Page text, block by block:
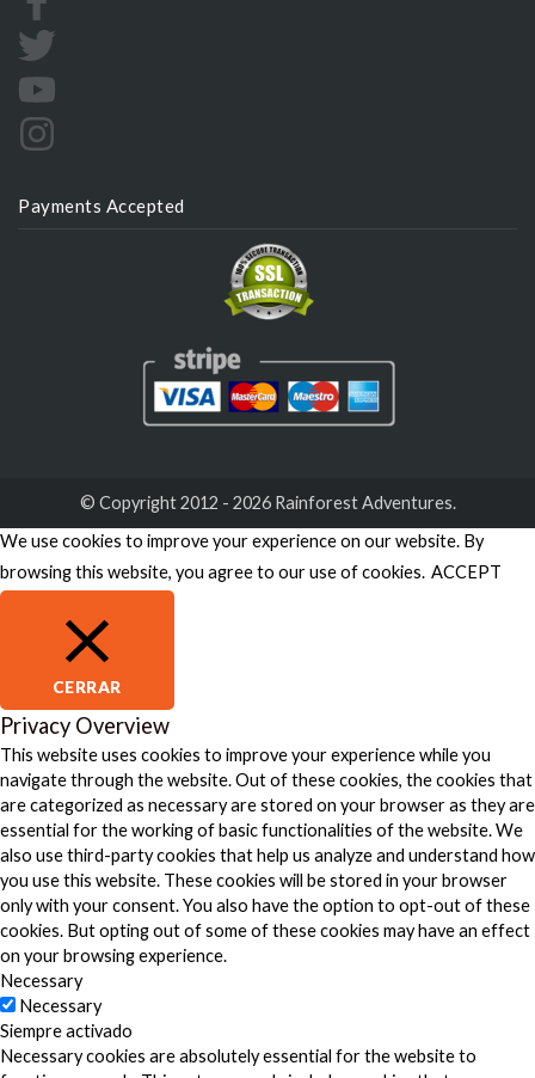
Payments Accepted
© Copyright 2012 - 2026 Rainforest Adventures.
We use cookies to improve your experience on our website. By
browsing this website, you agree to our use of cookies. ACCEPT
CERRAR
Privacy Overview
This website uses cookies to improve your experience while you
navigate through the website. Out of these cookies, the cookies that
are categorized as necessary are stored on your browser as they are
essential for the working of basic functionalities of the website. We
also use third-party cookies that help us analyze and understand how
you use this website. These cookies will be stored in your browser
only with your consent. You also have the option to opt-out of these
cookies. But opting out of some of these cookies may have an effect
on your browsing experience.
Necessary
Necessary
Siempre activado
Necessary cookies are absolutely essential for the website to